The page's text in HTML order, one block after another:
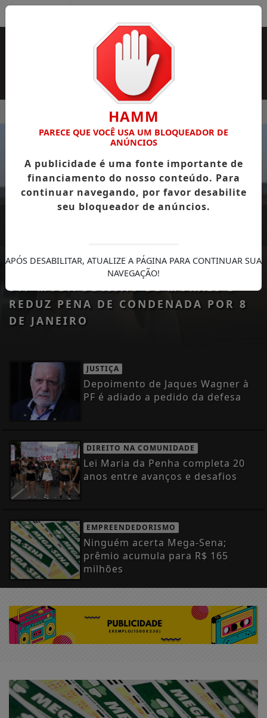
RECEITA ADIA CRONOGRAMA DE
EM ALTA
JUSTIÇA
STF MUDA DECISÃO DE MORAES E
REDUZ PENA DE CONDENADA POR 8
DE JANEIRO
JUSTIÇA
Depoimento de Jaques Wagner à
PF é adiado a pedido da defesa
DIREITO NA COMUNIDADE
Lei Maria da Penha completa 20
anos entre avanços e desafios
EMPREENDEDORISMO
Ninguém acerta Mega-Sena;
prêmio acumula para R$ 165
milhões
HAMM
PARECE QUE VOCÊ USA UM BLOQUEADOR DE
ANÚNCIOS
A publicidade é uma fonte importante de
financiamento do nosso conteúdo. Para
continuar navegando, por favor desabilite
seu bloqueador de anúncios.
APÓS DESABILITAR, ATUALIZE A PÁGINA PARA CONTINUAR SUA
NAVEGAÇÃO!